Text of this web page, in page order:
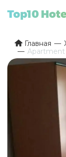
Главная
Apartment